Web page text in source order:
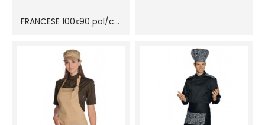
FRANCESE 100x90 pol/cot